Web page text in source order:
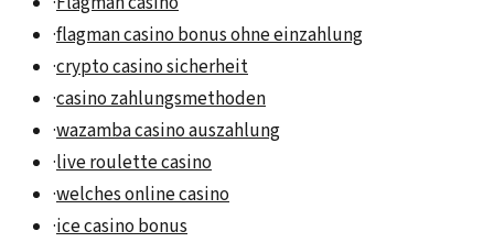
·flagman casino bonus ohne einzahlung
·crypto casino sicherheit
·casino zahlungsmethoden
·wazamba casino auszahlung
·live roulette casino
·welches online casino
·ice casino bonus